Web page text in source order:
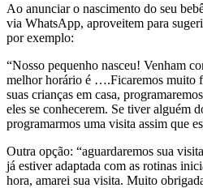
Ao anunciar o nascimento do seu
via WhatsApp, aproveitem para
por exemplo:
“Nosso pequenho nasceu! Venham
melhor horário é ….Ficaremos muito
suas crianças em casa,
eles se conhecerem. Se tiver alguém
programarmos uma visita assim que
Outra opção: “aguardaremos sua
já estiver adaptada com as rotinas
hora, amarei sua visita. Muito